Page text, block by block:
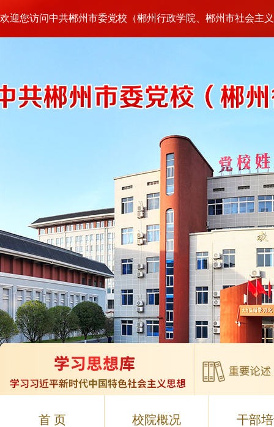
欢迎您访问中共郴州市委党校（郴州行政学院、郴州市社会主
首 页 校院概况 干部